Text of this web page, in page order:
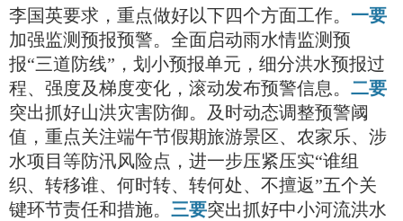
李国英要求，重点做好以下四个方面工作。 一要
加强监测预报预警。全面启动雨水情监测预
报“三道防线”，划小预报单元，细分洪水预报过
程、强度及梯度变化，滚动发布预警信息。 二要
突出抓好山洪灾害防御。及时动态调整预警阈
值，重点关注端午节假期旅游景区、农家乐、涉
水项目等防汛风险点，进一步压紧压实“谁组
织、转移谁、何时转、转何处、不擅返”五个关
键环节责任和措施。 三要突出抓好中小河流洪水